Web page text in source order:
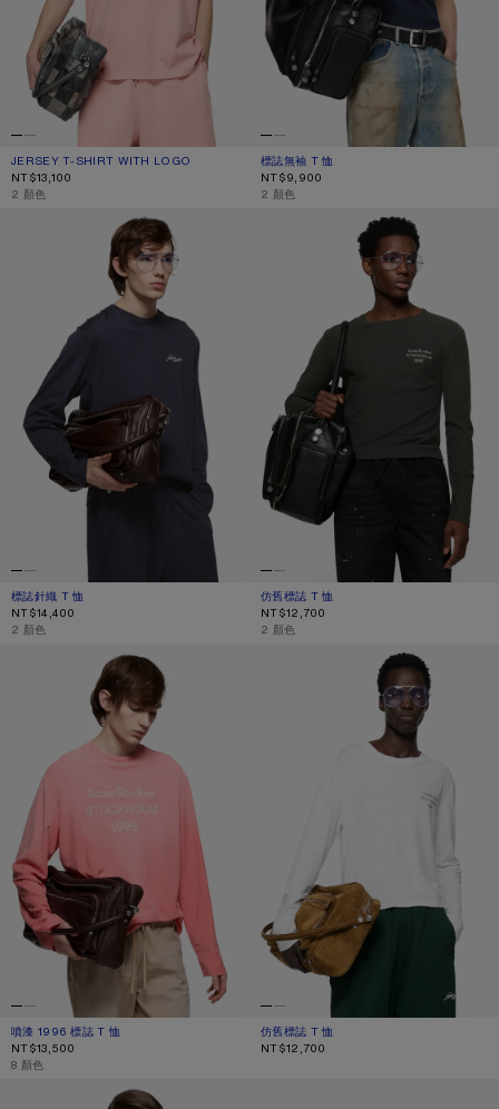
JERSEY T-SHIRT WITH LOGO
目前顏色： FADED PINK
價格：NT$13,100。
NT$13,100
,2 顏色
標誌無袖 T 恤
目前顏色： 海軍藍
價格：NT$9,900。
NT$9,900
,2 顏色
標誌針織 T 恤
目前顏色： DARK NAVY
價格：NT$14,400。
NT$14,400
,2 顏色
仿舊標誌 T 恤
目前顏色： 洗舊黑
價格：NT$12,700。
NT$12,700
,2 顏色
噴漆 1996 標誌 T 恤
噴漆 1996 標誌 T 恤
目前顏色： 探戈粉
價格：NT$13,500。
NT$13,500
,8 顏色
仿舊標誌 T 恤
目前顏色： 灰白色
價格：NT$12,700。
NT$12,700